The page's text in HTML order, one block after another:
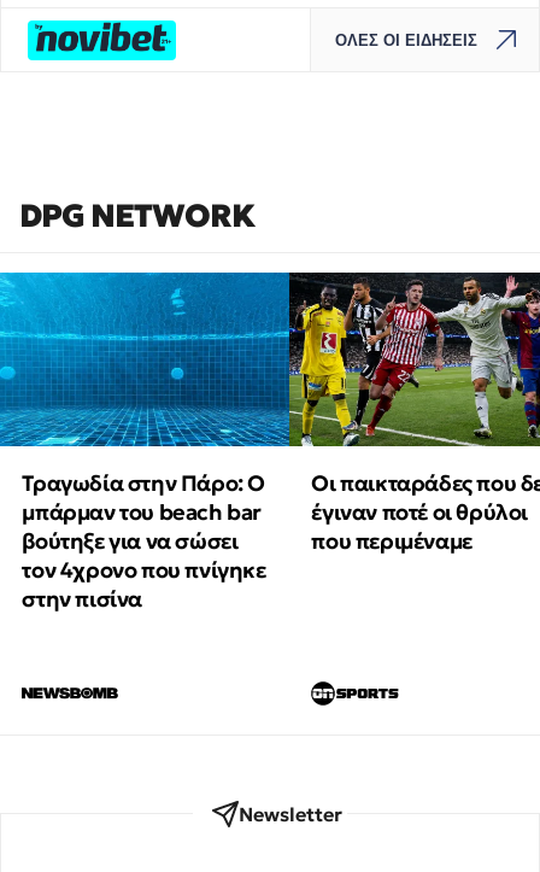
ΟΛΕΣ ΟΙ ΕΙΔΗΣΕΙΣ
DPG NETWORK
Τραγωδία στην Πάρο: Ο
μπάρμαν του beach bar
βούτηξε για να σώσει
τον 4χρονο που πνίγηκε
στην πισίνα
Οι παικταράδες που
έγιναν ποτέ οι θρύλοι
που περιμέναμε
Newsletter